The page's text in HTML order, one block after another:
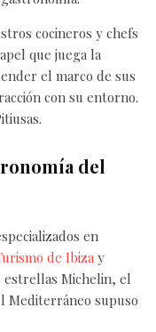
cocineros y chefs
que juega la
el marco de sus
con su entorno.
del
en
de Ibiza y
estrellas Michelin, el
Mediterráneo supuso